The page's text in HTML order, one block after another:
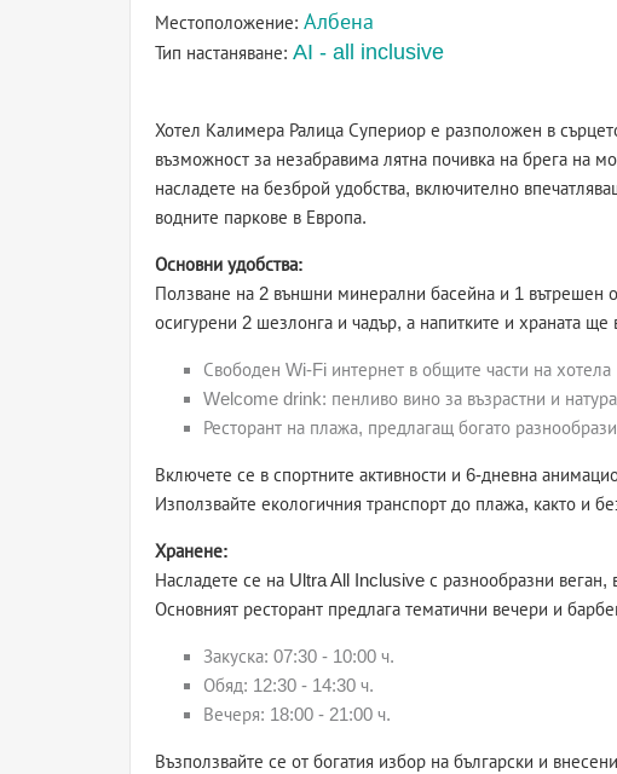
Местоположение: Албена
Тип настаняване: AI - all inclusive
Хотел Калимера Ралица Супериор е разположен в
възможност за незабравима лятна почивка на брега на
насладете на безброй удобства, включително
водните паркове в Европа.
Основни удобства:
Ползване на 2 външни минерални басейна и 1 вътрешен
осигурени 2 шезлонга и чадър, а напитките и храната ще
Свободен Wi-Fi интернет в общите части на хотела
Welcome drink: пенливо вино за възрастни и
Ресторант на плажа, предлагащ богато
Включете се в спортните активности и 6-дневна
Използвайте екологичния транспорт до плажа, както и
Хранене:
Насладете се на Ultra All Inclusive с разнообразни веган,
Основният ресторант предлага тематични вечери и
Закуска: 07:30 - 10:00 ч.
Обяд: 12:30 - 14:30 ч.
Вечеря: 18:00 - 21:00 ч.
Възползвайте се от богатия избор на български и